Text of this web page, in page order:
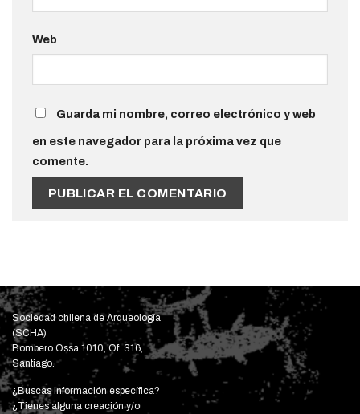
Web
Guarda mi nombre, correo electrónico y web
en este navegador para la próxima vez que
comente.
Sociedad chilena de Arqueología
(SCHA)
Bombero Ossa 1010, Of. 316,
Santiago.
¿Buscas información específica?
¿Tienes alguna creación y/o